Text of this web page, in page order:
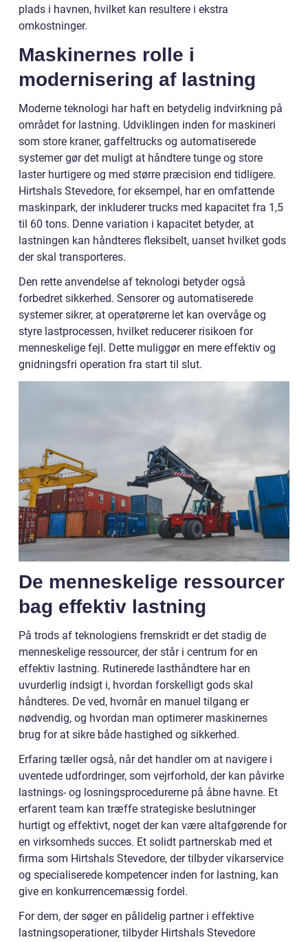
plads i havnen, hvilket kan resultere i ekstra
omkostninger.
Maskinernes rolle i
modernisering af lastning
Moderne teknologi har haft en betydelig indvirkning på
området for lastning. Udviklingen inden for maskineri
som store kraner, gaffeltrucks og automatiserede
systemer gør det muligt at håndtere tunge og store
laster hurtigere og med større præcision end tidligere.
Hirtshals Stevedore, for eksempel, har en omfattende
maskinpark, der inkluderer trucks med kapacitet fra 1,5
til 60 tons. Denne variation i kapacitet betyder, at
lastningen kan håndteres fleksibelt, uanset hvilket gods
der skal transporteres.
Den rette anvendelse af teknologi betyder også
forbedret sikkerhed. Sensorer og automatiserede
systemer sikrer, at operatørerne let kan overvåge og
styre lastprocessen, hvilket reducerer risikoen for
menneskelige fejl. Dette muliggør en mere effektiv og
gnidningsfri operation fra start til slut.
De menneskelige ressourcer
bag effektiv lastning
På trods af teknologiens fremskridt er det stadig de
menneskelige ressourcer, der står i centrum for en
effektiv lastning. Rutinerede lasthåndtere har en
uvurderlig indsigt i, hvordan forskelligt gods skal
håndteres. De ved, hvornår en manuel tilgang er
nødvendig, og hvordan man optimerer maskinernes
brug for at sikre både hastighed og sikkerhed.
Erfaring tæller også, når det handler om at navigere i
uventede udfordringer, som vejrforhold, der kan påvirke
lastnings- og losningsprocedurerne på åbne havne. Et
erfarent team kan træffe strategiske beslutninger
hurtigt og effektivt, noget der kan være altafgørende for
en virksomheds succes. Et solidt partnerskab med et
firma som Hirtshals Stevedore, der tilbyder vikarservice
og specialiserede kompetencer inden for lastning, kan
give en konkurrencemæssig fordel.
For dem, der søger en pålidelig partner i effektive
lastningsoperationer, tilbyder Hirtshals Stevedore